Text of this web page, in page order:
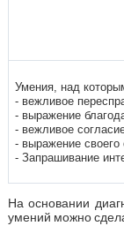
Умения, над
- вежливое
- выражение
- вежливое
- выражение
- Запрашивание
На основании
умений можно